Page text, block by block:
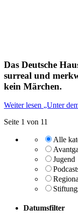
Das Deutsche
surreal und
kein Märchen.
Weiter lesen „Unter
Seite 1 von 11
Alle
Jugend
Datumsfilter